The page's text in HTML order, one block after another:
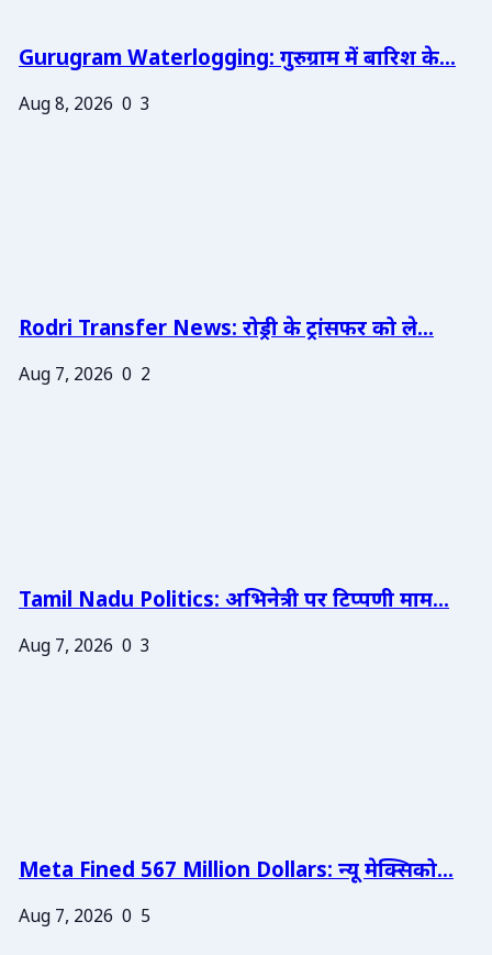
Gurugram Waterlogging: गुरुग्राम में बारिश के...
Aug 8, 2026 0 3
Rodri Transfer News: रोड्री के ट्रांसफर को ले...
Aug 7, 2026 0 2
Tamil Nadu Politics: अभिनेत्री पर टिप्पणी माम...
Aug 7, 2026 0 3
Meta Fined 567 Million Dollars: न्यू मेक्सिको...
Aug 7, 2026 0 5